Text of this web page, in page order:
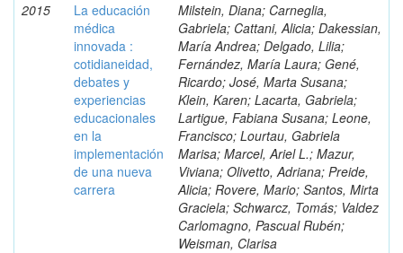
2015
La educación
médica
innovada :
cotidianeidad,
debates y
experiencias
educacionales
en la
implementación
de una nueva
carrera
Milstein, Diana; Carneglia,
Gabriela; Cattani, Alicia; Dakessian,
María Andrea; Delgado, Lilia;
Fernández, María Laura; Gené,
Ricardo; José, Marta Susana;
Klein, Karen; Lacarta, Gabriela;
Lartigue, Fabiana Susana; Leone,
Francisco; Lourtau, Gabriela
Marisa; Marcel, Ariel L.; Mazur,
Viviana; Olivetto, Adriana; Preide,
Alicia; Rovere, Mario; Santos, Mirta
Graciela; Schwarcz, Tomás; Valdez
Carlomagno, Pascual Rubén;
Weisman, Clarisa